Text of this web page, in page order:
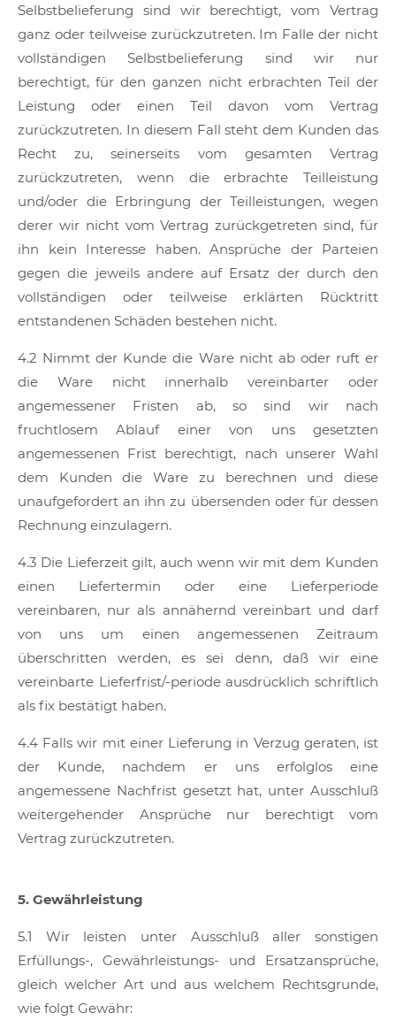
Selbstbelieferung sind wir berechtigt, vom Vertrag
ganz oder teilweise zurückzutreten. Im Falle der nicht
vollständigen Selbstbelieferung sind wir nur
berechtigt, für den ganzen nicht erbrachten Teil der
Leistung oder einen Teil davon vom Vertrag
zurückzutreten. In diesem Fall steht dem Kunden das
Recht zu, seinerseits vom gesamten Vertrag
zurückzutreten, wenn die erbrachte Teilleistung
und/oder die Erbringung der Teilleistungen, wegen
derer wir nicht vom Vertrag zurückgetreten sind, für
ihn kein Interesse haben. Ansprüche der Parteien
gegen die jeweils andere auf Ersatz der durch den
vollständigen oder teilweise erklärten Rücktritt
entstandenen Schäden bestehen nicht.
4.2 Nimmt der Kunde die Ware nicht ab oder ruft er
die Ware nicht innerhalb vereinbarter oder
angemessener Fristen ab, so sind wir nach
fruchtlosem Ablauf einer von uns gesetzten
angemessenen Frist berechtigt, nach unserer Wahl
dem Kunden die Ware zu berechnen und diese
unaufgefordert an ihn zu übersenden oder für dessen
Rechnung einzulagern.
4.3 Die Lieferzeit gilt, auch wenn wir mit dem Kunden
einen Liefertermin oder eine Lieferperiode
vereinbaren, nur als annähernd vereinbart und darf
von uns um einen angemessenen Zeitraum
überschritten werden, es sei denn, daß wir eine
vereinbarte Lieferfrist/-periode ausdrücklich schriftlich
als fix bestätigt haben.
4.4 Falls wir mit einer Lieferung in Verzug geraten, ist
der Kunde, nachdem er uns erfolglos eine
angemessene Nachfrist gesetzt hat, unter Ausschluß
weitergehender Ansprüche nur berechtigt vom
Vertrag zurückzutreten.
5. Gewährleistung
5.1 Wir leisten unter Ausschluß aller sonstigen
Erfüllungs-, Gewährleistungs- und Ersatzansprüche,
gleich welcher Art und aus welchem Rechtsgrunde,
wie folgt Gewähr: